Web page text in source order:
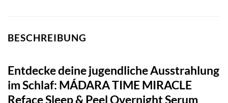
BESCHREIBUNG
Entdecke deine jugendliche Ausstrahlung
im Schlaf: MÁDARA TIME MIRACLE
Reface Sleep & Peel Overnight Serum